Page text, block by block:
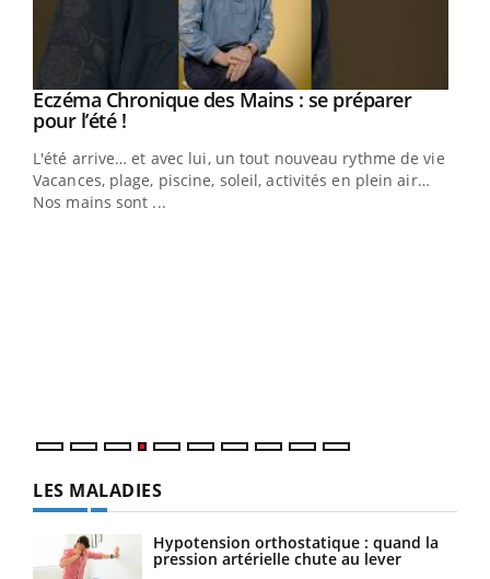
Youtube
Eczéma Chronique des Mains : se préparer
pour l’été !Youtube
L'été arrive… et avec lui, un tout nouveau rythme de vie !
Vacances, plage, piscine, soleil, activités en plein air…
Nos mains sont ...
LES MALADIES
Hypotension orthostatique : quand la
pression artérielle chute au lever